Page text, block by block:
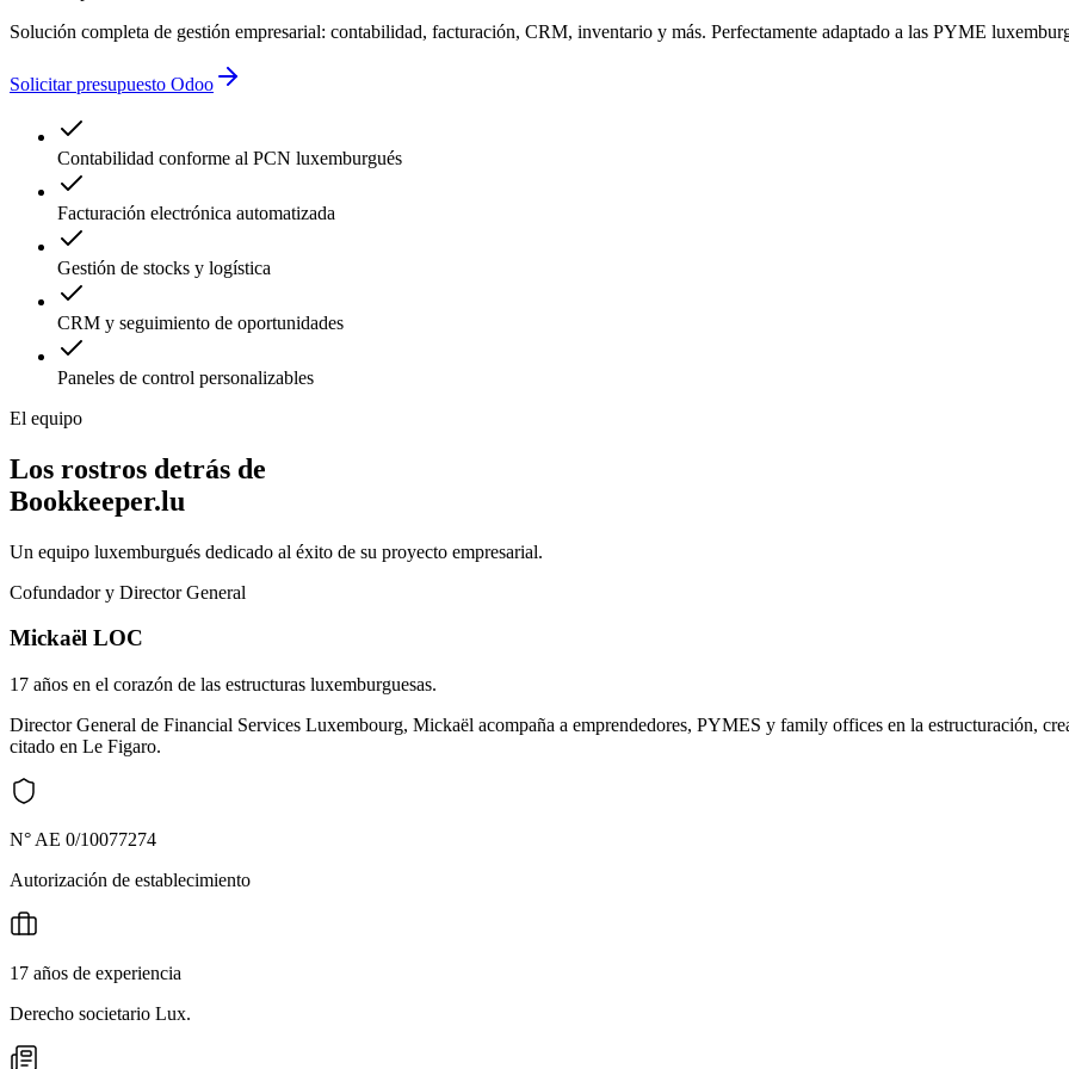
Solución completa de gestión empresarial: contabilidad, facturación, CRM, inventario y más. Perfectamente adaptado a las PYME
Solicitar presupuesto Odoo
Contabilidad conforme al PCN luxemburgués
Facturación electrónica automatizada
Gestión de stocks y logística
CRM y seguimiento de oportunidades
Paneles de control personalizables
El equipo
Los rostros detrás de
Bookkeeper.lu
Un equipo luxemburgués dedicado al éxito de su proyecto empresarial.
Cofundador y Director General
Mickaël LOC
17 años en el corazón de las estructuras luxemburguesas.
Director General de Financial Services Luxembourg, Mickaël acompaña a emprendedores, PYMES y family offices en la estructuración,
citado en Le Figaro.
N° AE 0/10077274
Autorización de establecimiento
17 años de experiencia
Derecho societario Lux.